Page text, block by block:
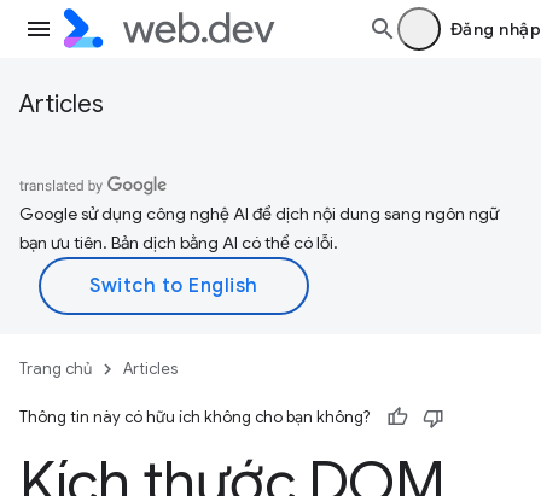
Đăng nhập
Articles
Google sử dụng công nghệ AI để dịch nội dung sang ngôn ngữ
bạn ưu tiên. Bản dịch bằng AI có thể có lỗi.
Trang chủ Articles
Thông tin này có hữu ích không cho bạn không?